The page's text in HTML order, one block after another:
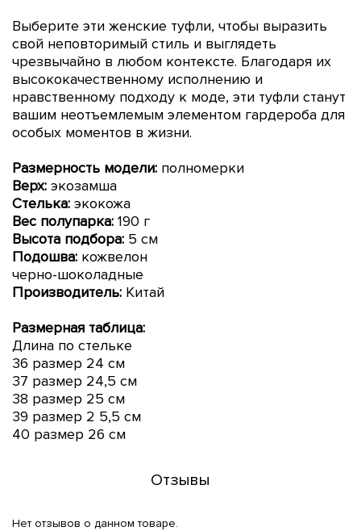
Выберите эти женские туфли, чтобы выразить
свой неповторимый стиль и выглядеть
чрезвычайно в любом контексте. Благодаря их
высококачественному исполнению и
нравственному подходу к моде, эти туфли станут
вашим неотъемлемым элементом гардероба для
особых моментов в жизни.
Размерность модели: полномерки
Верх: экозамша
Стелька: экокожа
Вес полупарка: 190 г
Высота подбора: 5 см
Подошва: кожвелон
черно-шоколадные
Производитель: Китай
Размерная таблица:
Длина по стельке
36 размер 24 см
37 размер 24,5 см
38 размер 25 см
39 размер 2 5,5 см
40 размер 26 см
Отзывы
Нет отзывов о данном товаре.